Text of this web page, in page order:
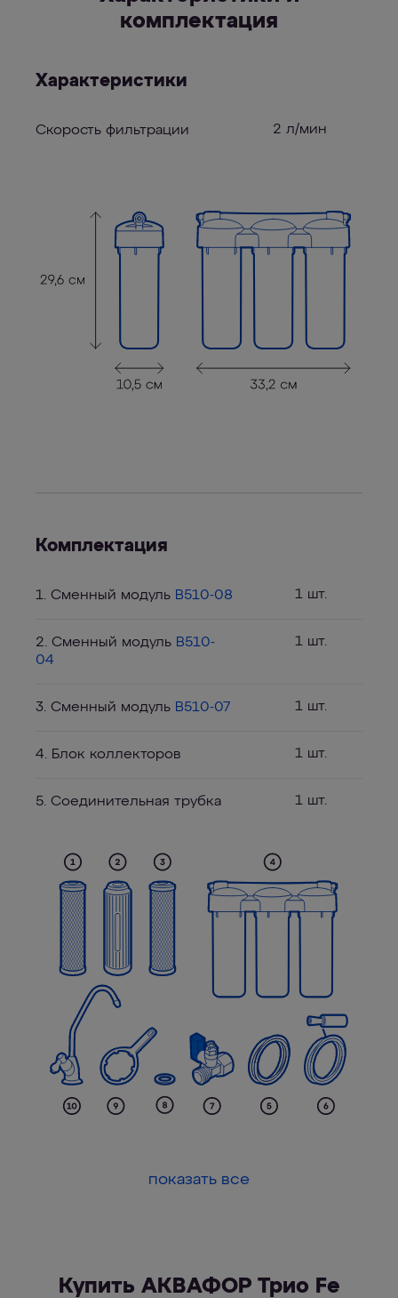
комплектация
Характеристики
Скорость фильтрации 2 л/мин
Комплектация
1. Сменный модуль B510-08 1 шт.
2. Сменный модуль B510-
04
1 шт.
3. Сменный модуль B510-07 1 шт.
4. Блок коллекторов 1 шт.
5. Соединительная трубка 1 шт.
показать все
Купить АКВАФОР Трио Fe